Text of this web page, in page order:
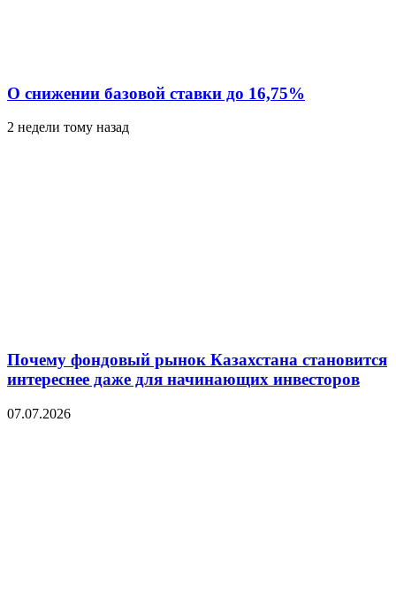
О снижении базовой ставки до 16,75%
2 недели тому назад
Почему фондовый рынок Казахстана становится
интереснее даже для начинающих инвесторов
07.07.2026